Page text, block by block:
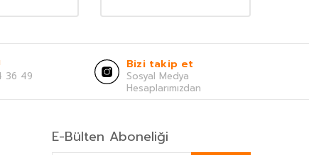
36 49
Bizi takip et
Sosyal Medya
Hesaplarımızdan
E-Bülten Aboneliği